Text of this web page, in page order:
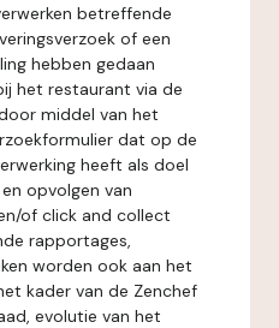
betreffende
of een
hebben gedaan
het restaurant via de
middel van het
dat op de
heeft als doel
opvolgen van
of click and collect
rapportages,
worden ook aan het
kader van de Zenchef
evolutie van het